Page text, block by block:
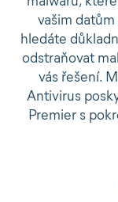
vašim
hledáte
odstraňovat
vás řešení.
Antivirus
Premier s